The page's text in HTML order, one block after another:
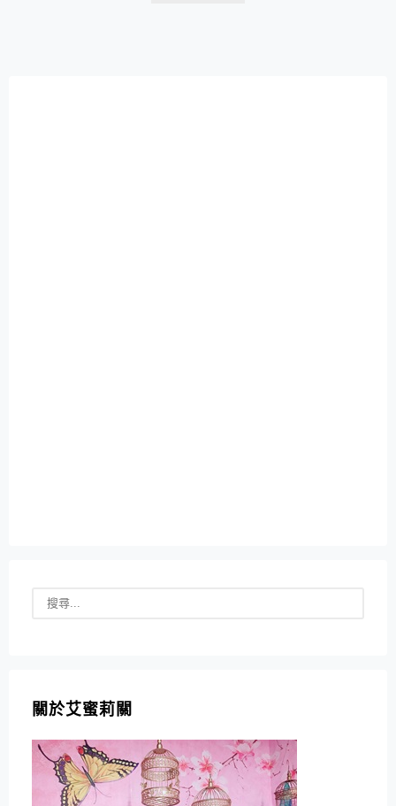
關於艾蜜莉關